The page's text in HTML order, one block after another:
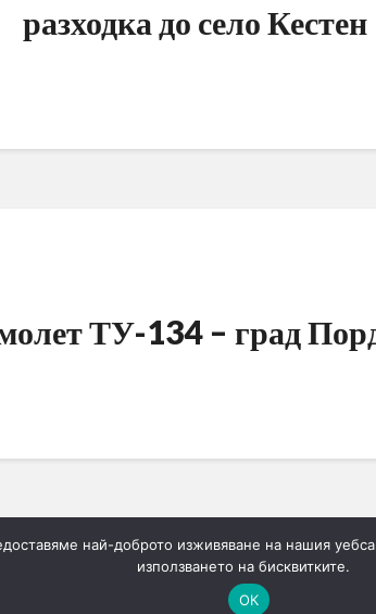
разходка до село Кестен
ТУ-134 – град
Следващанай-доброто изживяване на нашия
използването на бисквитките.
ОК